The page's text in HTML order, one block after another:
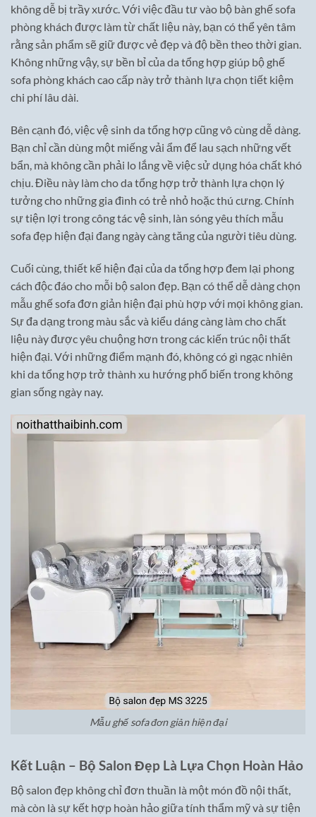
không dễ bị trầy xước. Với việc đầu tư vào bộ bàn ghế sofa
phòng khách được làm từ chất liệu này, bạn có thể yên tâm
rằng sản phẩm sẽ giữ được vẻ đẹp và độ bền theo thời gian.
Không những vậy, sự bền bỉ của da tổng hợp giúp bộ ghế
sofa phòng khách cao cấp này trở thành lựa chọn tiết kiệm
chi phí lâu dài.
Bên cạnh đó, việc vệ sinh da tổng hợp cũng vô cùng dễ dàng.
Bạn chỉ cần dùng một miếng vải ẩm để lau sạch những vết
bẩn, mà không cần phải lo lắng về việc sử dụng hóa chất khó
chịu. Điều này làm cho da tổng hợp trở thành lựa chọn lý
tưởng cho những gia đình có trẻ nhỏ hoặc thú cưng. Chính
sự tiện lợi trong công tác vệ sinh, làn sóng yêu thích mẫu
sofa đẹp hiện đại đang ngày càng tăng của người tiêu dùng.
Cuối cùng, thiết kế hiện đại của da tổng hợp đem lại phong
cách độc đáo cho mỗi bộ salon đẹp. Bạn có thể dễ dàng chọn
mẫu ghế sofa đơn giản hiện đại phù hợp với mọi không gian.
Sự đa dạng trong màu sắc và kiểu dáng càng làm cho chất
liệu này được yêu chuộng hơn trong các kiến trúc nội thất
hiện đại. Với những điểm mạnh đó, không có gì ngạc nhiên
khi da tổng hợp trở thành xu hướng phổ biến trong không
gian sống ngày nay.
Mẫu ghế sofa đơn giản hiện đại
Kết Luận – Bộ Salon Đẹp Là Lựa Chọn Hoàn Hảo
Bộ salon đẹp không chỉ đơn thuần là một món đồ nội thất,
mà còn là sự kết hợp hoàn hảo giữa tính thẩm mỹ và sự tiện